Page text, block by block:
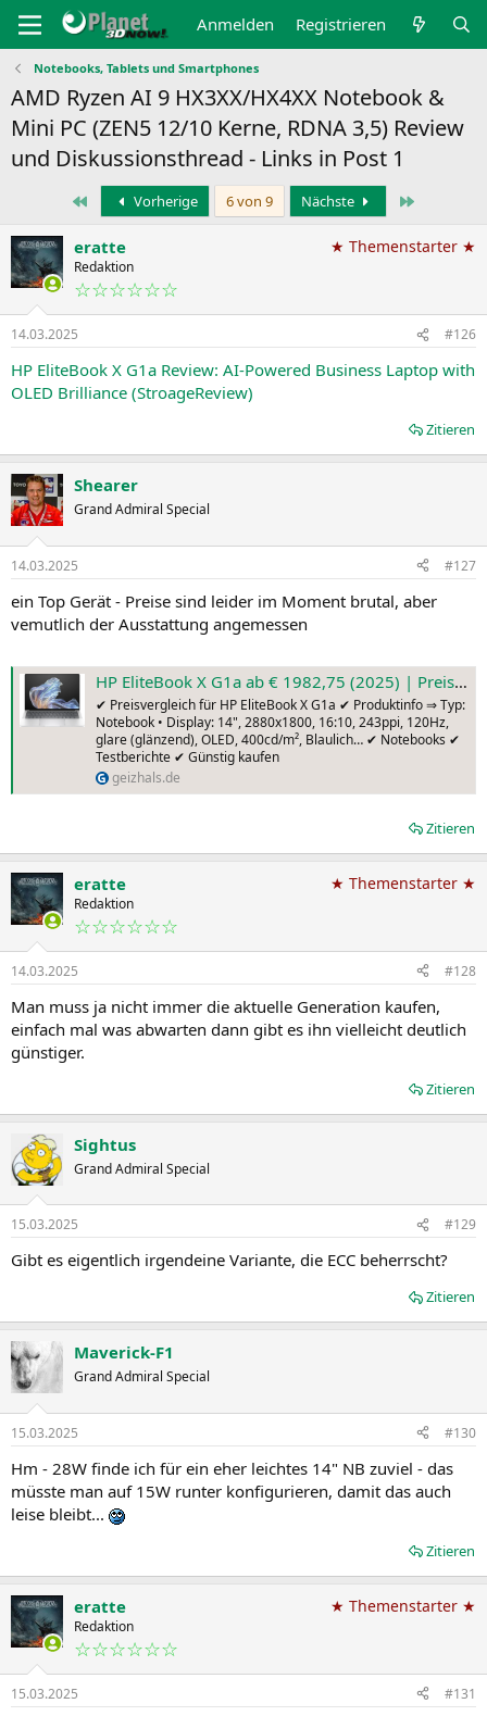
Anmelden Registrieren
Notebooks, Tablets und Smartphones
AMD Ryzen AI 9 HX3XX/HX4XX Notebook &
Mini PC (ZEN5 12/10 Kerne, RDNA 3,5) Review
und Diskussionsthread - Links in Post 1
Erste Vorherige 6 von 9 Nächste
eratte
Redaktion
☆☆☆☆☆☆
★ Themenstarter ★
14.03.2025 #126
HP EliteBook X G1a Review: AI-Powered Business Laptop with
OLED Brilliance (StroageReview)
Zitieren
Shearer
Grand Admiral Special
14.03.2025 #127
ein Top Gerät - Preise sind leider im Moment brutal, aber
vemutlich der Ausstattung angemessen
HP EliteBook X G1a ab € 1982,75 (2025) | Preisvergleich Geizhals Deutschland
✔ Preisvergleich für HP EliteBook X G1a ✔ Produktinfo ⇒ Typ:
Notebook • Display: 14", 2880x1800, 16:10, 243ppi, 120Hz,
glare (glänzend), OLED, 400cd/m², Blaulich… ✔ Notebooks ✔
Testberichte ✔ Günstig kaufen
geizhals.de
Zitieren
eratte
Redaktion
☆☆☆☆☆☆
★ Themenstarter ★
14.03.2025 #128
Man muss ja nicht immer die aktuelle Generation kaufen,
einfach mal was abwarten dann gibt es ihn vielleicht deutlich
günstiger.
Zitieren
Sightus
Grand Admiral Special
15.03.2025 #129
Gibt es eigentlich irgendeine Variante, die ECC beherrscht?
Zitieren
Maverick-F1
Grand Admiral Special
15.03.2025 #130
Hm - 28W finde ich für ein eher leichtes 14" NB zuviel - das
müsste man auf 15W runter konfigurieren, damit das auch
leise bleibt...
Zitieren
eratte
Redaktion
☆☆☆☆☆☆
★ Themenstarter ★
15.03.2025 #131